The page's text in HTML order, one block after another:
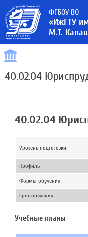
ФГБОУ ВО
«ИжГТУ
М.Т.
40.02.04
40.02.04
Уровень подготовки
Профиль
Формы обучения
Срок обучения
Учебные планы